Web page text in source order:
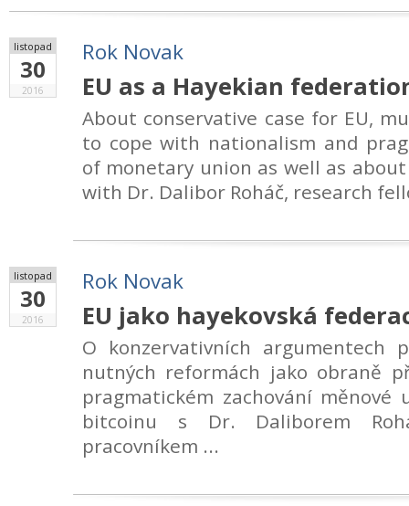
listopad
30
2016
Rok Novak
EU as a Hayekian
About conservative case for EU,
to cope with nationalism and
of monetary union as well as
with Dr. Dalibor Roháč, research
listopad
30
2016
Rok Novak
EU jako hayekovská
O konzervativních argumentech
nutných reformách jako obraně
pragmatickém zachování měnové
bitcoinu s Dr. Daliborem
pracovníkem ...